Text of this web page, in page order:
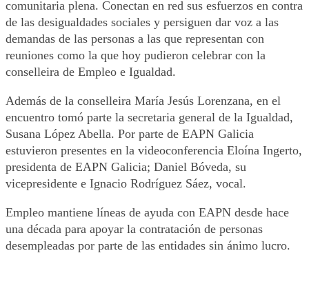
comunitaria plena. Conectan en red sus esfuerzos en contra
de las desigualdades sociales y persiguen dar voz a las
demandas de las personas a las que representan con
reuniones como la que hoy pudieron celebrar con la
conselleira de Empleo e Igualdad.
Además de la conselleira María Jesús Lorenzana, en el
encuentro tomó parte la secretaria general de la Igualdad,
Susana López Abella. Por parte de EAPN Galicia
estuvieron presentes en la videoconferencia Eloína Ingerto,
presidenta de EAPN Galicia; Daniel Bóveda, su
vicepresidente e Ignacio Rodríguez Sáez, vocal.
Empleo mantiene líneas de ayuda con EAPN desde hace
una década para apoyar la contratación de personas
desempleadas por parte de las entidades sin ánimo lucro.